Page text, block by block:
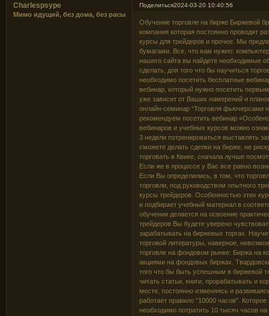
Поделиться2024-03-20 10:40:56
Charlespsype
Мимо идущий, без дома, без расы
Обучение торговле на бирже Биржевой
компания которая постоянно проводит
курсы для трейдеров и прочее. Мы
бумагами. Все, что вам нужно:
нашего сайта вы найдете необходимые
cделать, для того что бы научиться
необходимо посетить бесплатные
вебинар, который нужно посетить
уже зависит от Ваших намерений и
онлайн-семинар “Торговля фьючерсами
рекомендуем посетить вебинар
вебинаров и учебных курсов можно
3 недели потренироваться выставлять
сможете делать сделки на бирже, не
торговать в Квике, сначала лучше
Если же в процессе у Вас все равно
Если Вы определились, в том, что
торговли, под руководством опытного
курсы трейдеров. Особенностью этих
и подбирает учебный материал в
обучении делается на освоение
трейдеров Вы будете уверено
зарабатывать на биржевых торгах.
торговой литературы, наверное,
торговле на фондовом рынке: Биржа на
акциями на фондовых биржах.
того что бы быть успешным в биржевой
читать статьи, книги, прорабатывать и
месте, постоянно изменяясь и
работает правило “10000 часов”.
необходимо потратить 10 тысяч часов